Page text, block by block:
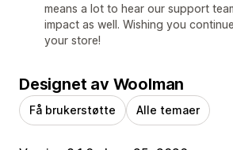
means a lot to hear our support
impact as well. Wishing you
your store!
Designet av Woolman
Få brukerstøtte Alle temaer